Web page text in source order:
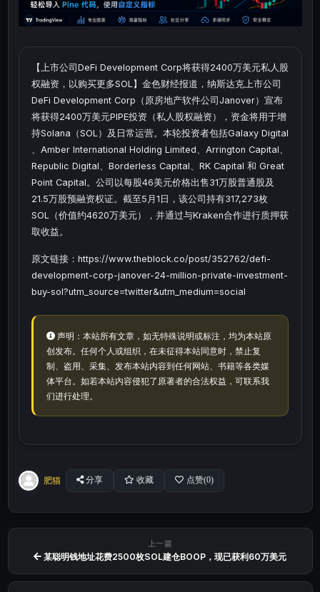
【上市公司DeFi Development Corp将获得2400万美元私人股
权融资，以购买更多SOL】金色财经报道，纳斯达克上市公司
DeFi Development Corp（原房地产软件公司Janover）宣布
将获得2400万美元PIPE投资（私人股权融资），资金将用于增
持Solana（SOL）及日常运营。本轮投资者包括Galaxy Digital
、Amber International Holding Limited、Arrington Capital、
Republic Digital、Borderless Capital、RK Capital 和 Great
Point Capital。公司以每股46美元价格出售31万股普通股及
21.5万股预融资权证。截至5月1日，该公司持有317,273枚
SOL（价值约4620万美元），并通过与Kraken合作进行质押获
取收益。
原文链接：https://www.theblock.co/post/352762/defi-
development-corp-janover-24-million-private-investment-
buy-sol?utm_source=twitter&utm_medium=social
声明：本站所有文章，如无特殊说明或标注，均为本站原
创发布。任何个人或组织，在未征得本站同意时，禁止复
制、盗用、采集、发布本站内容到任何网站、书籍等各类媒
体平台。如若本站内容侵犯了原著者的合法权益，可联系我
们进行处理。
肥猫 分享 收藏 点赞(0)
上一篇
某聪明钱地址花费2500枚SOL建仓BOOP，现已获利60万美元